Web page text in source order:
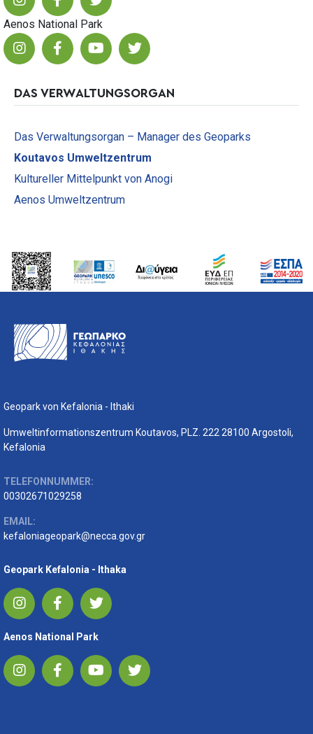
Aenos National Park
DAS VERWALTUNGSORGAN
Das Verwaltungsorgan – Manager des Geoparks
Koutavos Umweltzentrum
Kultureller Mittelpunkt von Anogi
Aenos Umweltzentrum
Geopark von Kefalonia - Ithaki
Umweltinformationszentrum Koutavos, PLZ. 222 28100 Argostoli,
Kefalonia
TELEFONNUMMER:
00302671029258
EMAIL:
kefaloniageopark@necca.gov.gr
Geopark Kefalonia - Ithaka
Aenos National Park